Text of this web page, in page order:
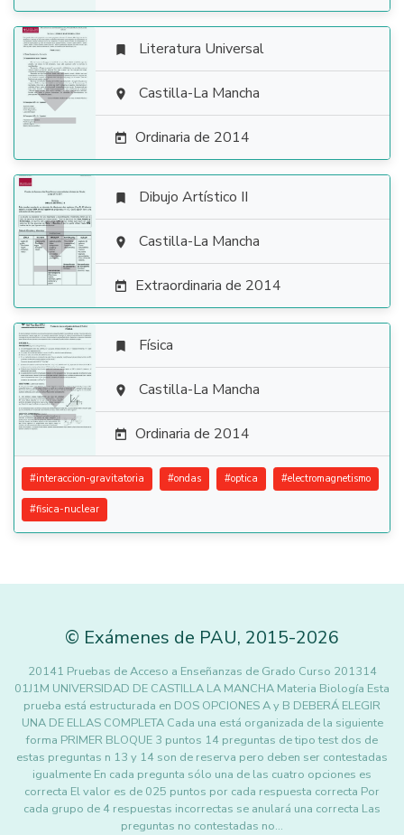

 Literatura Universal
 Castilla-La Mancha
 Ordinaria de 2014

 Dibujo Artístico II
 Castilla-La Mancha
 Extraordinaria de 2014

 Física
 Castilla-La Mancha
 Ordinaria de 2014
#interaccion-gravitatoria #ondas #optica #electromagnetismo
#fisica-nuclear
© Exámenes de PAU, 2015-2026
20141 Pruebas de Acceso a Enseñanzas de Grado Curso 201314
01J1M UNIVERSIDAD DE CASTILLA LA MANCHA Materia Biología Esta
prueba está estructurada en DOS OPCIONES A y B DEBERÁ ELEGIR
UNA DE ELLAS COMPLETA Cada una está organizada de la siguiente
forma PRIMER BLOQUE 3 puntos 14 preguntas de tipo test dos de
estas preguntas n 13 y 14 son de reserva pero deben ser contestadas
igualmente En cada pregunta sólo una de las cuatro opciones es
correcta El valor es de 025 puntos por cada respuesta correcta Por
cada grupo de 4 respuestas incorrectas se anulará una correcta Las
preguntas no contestadas no…